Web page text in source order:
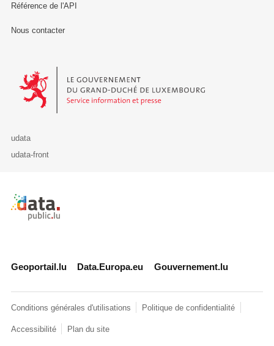
Référence de l'API
Nous contacter
Le Gouvernement du Grand-Duché de Luxembourg - Service
udata
udata-front
Retour à l'accueil de data.public.lu
Geoportail.lu Data.Europa.eu Gouvernement.lu
Conditions générales d'utilisations Politique de confidentialité
Accessibilité Plan du site